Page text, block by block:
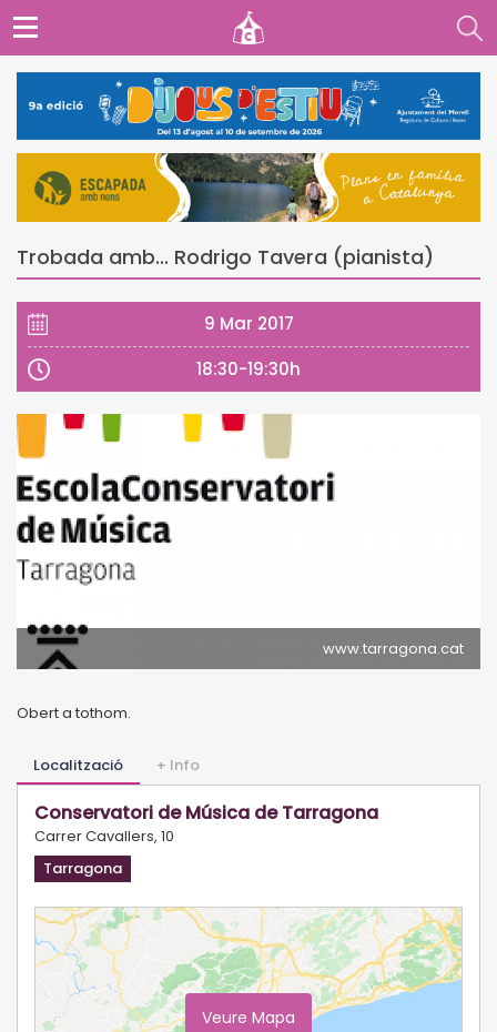
Trobada amb... Rodrigo Tavera (pianista)
9 Mar 2017
18:30-19:30h
www.tarragona.cat
Obert a tothom.
Localització + Info
Conservatori de Música de Tarragona
Carrer Cavallers, 10
Tarragona
Veure Mapa